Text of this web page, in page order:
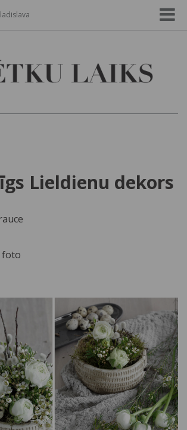
Lieldienu dekors
foto